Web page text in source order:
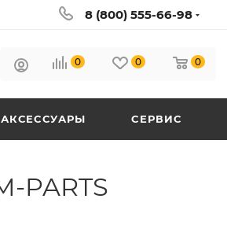
8 (800) 555-66-98
0 0 0
АКСЕССУАРЫ СЕРВИС
PARTS